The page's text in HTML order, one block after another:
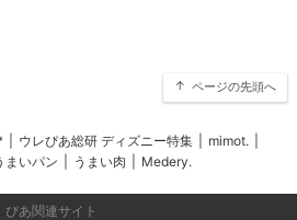
ページの先頭へ
ウレぴあ総研 ディズニー特集 mimot.
まいパン うまい肉 Medery.
ぴあ関連サイト